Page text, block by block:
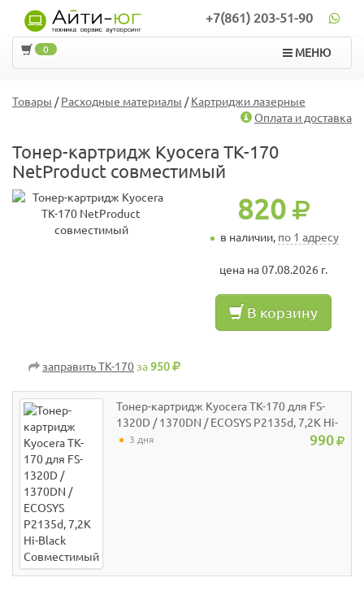
+7(861) 203-51-90
МЕНЮ
0
Товары /Расходные материалы /Картриджи лазерные
Оплата и доставка
Тонер-картридж Kyocera TK-170
NetProduct совместимый
820
в наличии, по 1 адресу
цена на 07.08.2026 г.
В корзину
заправить TK-170 за950
Тонер-картридж Kyocera TK-170 для FS-
1320D / 1370DN / ECOSYS P2135d, 7,2K Hi-
Black Совместимый
3 дня 990